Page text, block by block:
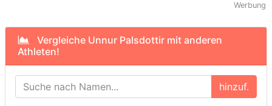
Werbung
Vergleiche Unnur Palsdottir mit anderen
Athleten!
hinzuf.